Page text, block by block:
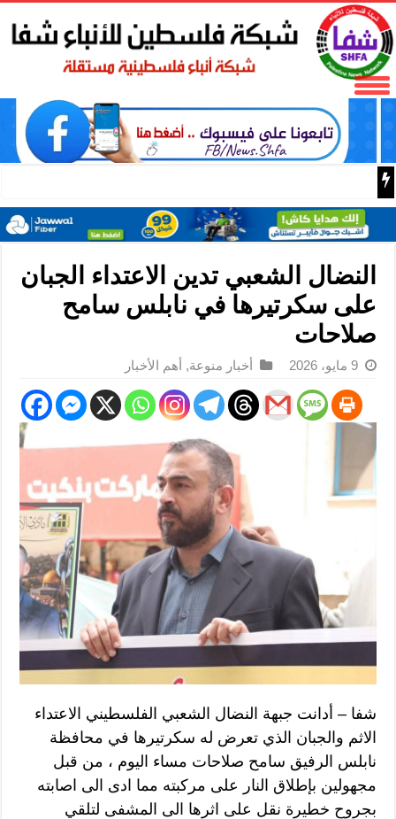
الخليلي وكميل يؤكدان أهمية تكامل الجهود لدعم
النضال الشعبي تدين الاعتداء الجبان
على سكرتيرها في نابلس سامح
صلاحات
9 مايو، 2026 أخبار منوعة, أهم الأخبار
شفا – أدانت جبهة النضال الشعبي الفلسطيني الاعتداء
الاثم والجبان الذي تعرض له سكرتيرها في محافظة
نابلس الرفيق سامح صلاحات مساء اليوم ، من قبل
مجهولين بإطلاق النار على مركبته مما ادى الى اصابته
بجروح خطيرة نقل على اثرها الى المشفى لتلقي